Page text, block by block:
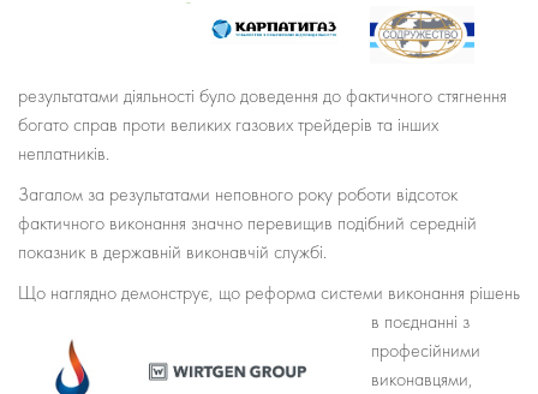
результатами діяльності було доведення до фактичного стягнення
богато справ проти великих газових трейдерів та інших
неплатників.
Загалом за результатами неповного року роботи відсоток
фактичного виконання значно перевищив подібний середній
показник в державній виконавчій службі.
Що наглядно демонструє, що реформа системи виконання рішень
в поєднанні з
професійними
виконавцями,